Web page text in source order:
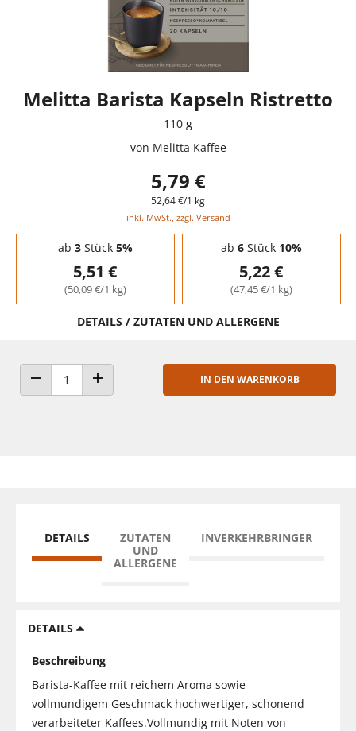
Melitta Barista Kapseln Ristretto
110 g
von Melitta Kaffee
5,79 €
52,64 €/1 kg
inkl. MwSt., zzgl. Versand
Staffelpreise - Mengenrabatt
ab 3Stück 5%
5,51 €
(50,09 €/1 kg)
ab 6Stück 10%
5,22 €
(47,45 €/1 kg)
DETAILS / ZUTATEN UND ALLERGENE
ANZAHL VERRINGERNANZAHL ERHÖHEN
IN DEN WARENKORB
DETAILS
ZUTATEN
UND
ALLERGENE
INVERKEHRBRINGER
DETAILS
Beschreibung
Barista-Kaffee mit reichem Aroma sowie
vollmundigem Geschmack hochwertiger, schonend
verarbeiteter Kaffees.Vollmundig mit Noten von